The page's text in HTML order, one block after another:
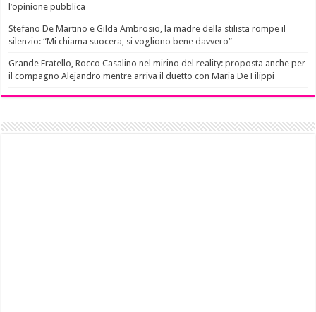
l’opinione pubblica
Stefano De Martino e Gilda Ambrosio, la madre della stilista rompe il
silenzio: “Mi chiama suocera, si vogliono bene davvero”
Grande Fratello, Rocco Casalino nel mirino del reality: proposta anche per
il compagno Alejandro mentre arriva il duetto con Maria De Filippi